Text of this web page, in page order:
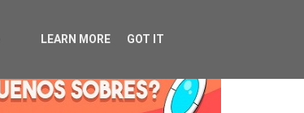
LEARN MORE GOT IT